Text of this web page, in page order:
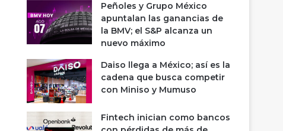
Peñoles y Grupo México
apuntalan las ganancias de
la BMV; el S&P alcanza un
nuevo máximo
Daiso llega a México; así es la
cadena que busca competir
con Miniso y Mumuso
Fintech inician como bancos